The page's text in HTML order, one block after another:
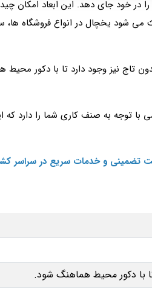
زیادی نوشیدنی را در خود جای دهد. این
بلند و عرض استاندارد باعث می‌ شود یخچال در انواع
تاج نیز وجود دارد تا با دکور
با توجه به صنف کاری شما را دارد
تضمینی و خدمات سریع در سراسر
با دکور محیط هماهنگ شود.